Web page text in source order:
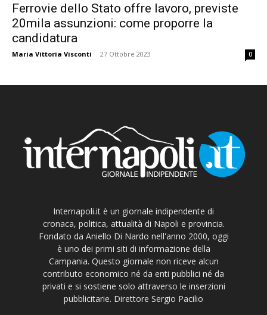
Ferrovie dello Stato offre lavoro, previste
20mila assunzioni: come proporre la
candidatura
Maria Vittoria Visconti - 27 Ottobre 2023 0
Internapoli.it è un giornale indipendente di
cronaca, politica, attualità di Napoli e provincia.
Fondato da Aniello Di Nardo nell'anno 2000, oggi
è uno dei primi siti di informazione della
Campania. Questo giornale non riceve alcun
contributo economico né da enti pubblici né da
privati e si sostiene solo attraverso le inserzioni
pubblicitarie. Direttore Sergio Pacilio